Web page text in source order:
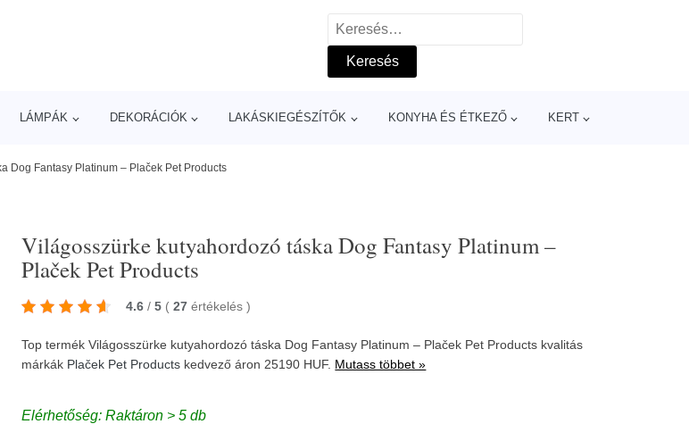
Keresés:
LÁMPÁK DEKORÁCIÓK LAKÁSKIEGÉSZÍTŐK KONYHA ÉS ÉTKEZŐ KERT
Dog Fantasy Platinum – Plaček Pet Products
Világosszürke kutyahordozó táska Dog Fantasy Platinum –
Plaček Pet Products
4.6 / 5 ( 27 értékelés)
Top termék Világosszürke kutyahordozó táska Dog Fantasy Platinum – Plaček Pet Products kvalitás
márkák Plaček Pet Products kedvező áron 25190 HUF. Mutass többet »
Elérhetőség: Raktáron > 5 db